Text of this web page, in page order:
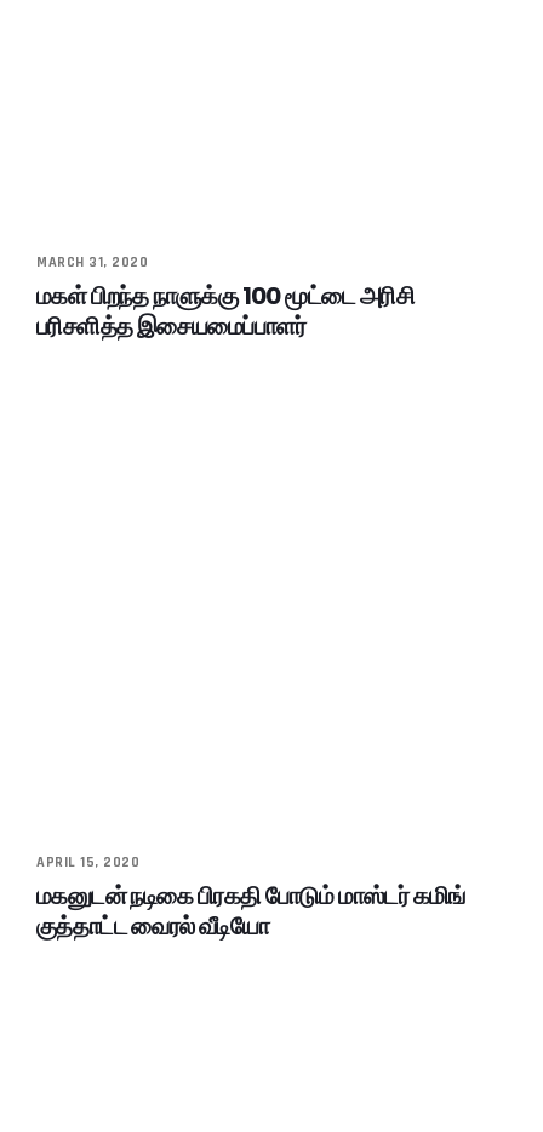
MARCH 31, 2020
மகள் பிறந்த நாளுக்கு 100 மூட்டை அரிசி
பரிசளித்த இசையமைப்பாளர்
APRIL 15, 2020
மகனுடன் நடிகை பிரகதி போடும் மாஸ்டர் கமிங்
குத்தாட்ட வைரல் வீடியோ